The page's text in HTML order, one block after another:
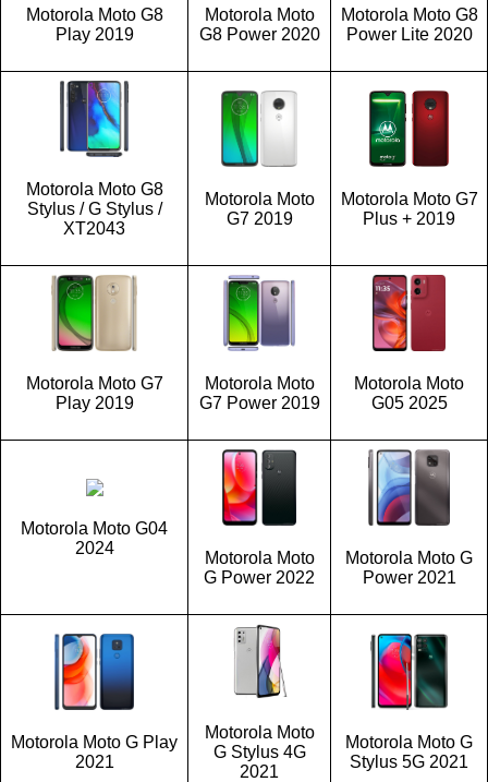
Motorola Moto G8
Play 2019
Motorola Moto
G8 Power 2020
Motorola Moto G8
Power Lite 2020
Motorola Moto G8
Stylus / G Stylus /
XT2043
Motorola Moto
G7 2019
Motorola Moto G7
Plus + 2019
Motorola Moto G7
Play 2019
Motorola Moto
G7 Power 2019
Motorola Moto
G05 2025
Motorola Moto G04
2024
Motorola Moto
G Power 2022
Motorola Moto G
Power 2021
Motorola Moto G Play
2021
Motorola Moto
G Stylus 4G
2021
Motorola Moto G
Stylus 5G 2021